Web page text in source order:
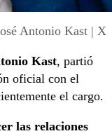
Antonio Kast | X
Kast, partió
oficial con el
el cargo.
las relaciones